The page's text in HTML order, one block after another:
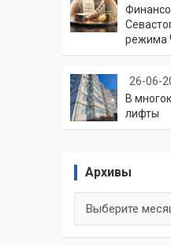
режима
26-06-
В
лифты
Архивы